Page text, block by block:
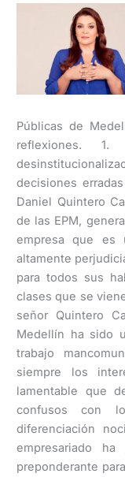
Públicas de
reflexiones. 1.
decisiones
Daniel Quintero
de las EPM,
empresa que es
altamente
para todos sus
clases que se
señor Quintero
Medellín ha sido
trabajo
siempre los
lamentable que
confusos con
diferenciación
empresariado
preponderante